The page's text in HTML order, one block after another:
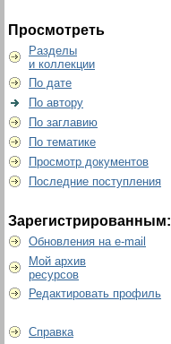
Просмотреть
Разделы
и коллекции
По дате
По автору
По заглавию
По тематике
Просмотр документов
Последние поступления
Зарегистрированным:
Обновления на e-mail
Мой архив
ресурсов
Редактировать профиль
Справка